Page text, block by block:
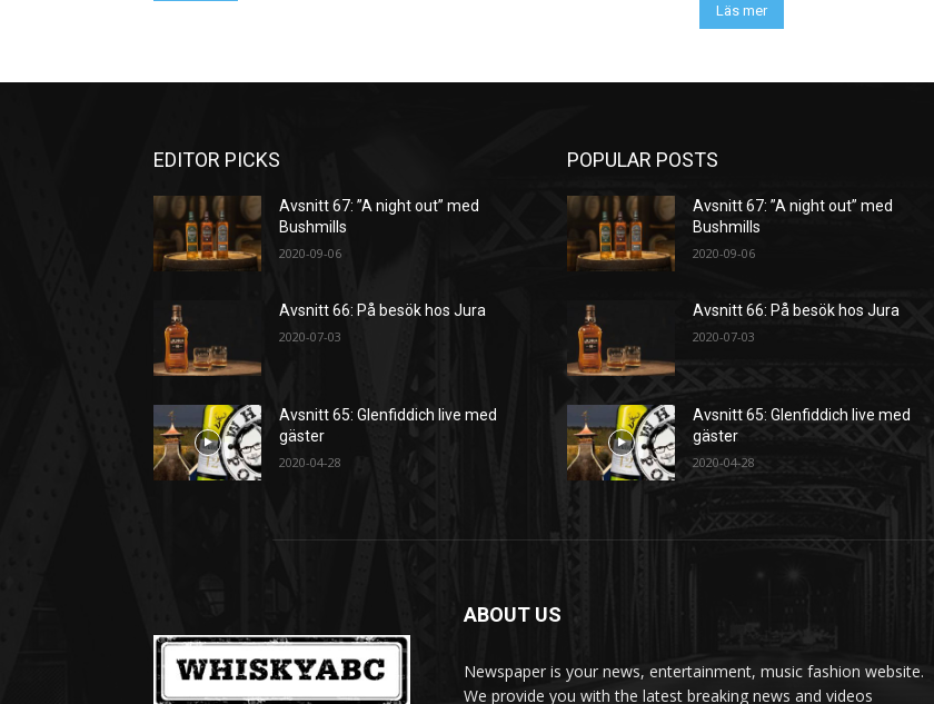
Läs mer
EDITOR PICKS
Avsnitt 67: ”A night out” med
Bushmills
2020-09-06
Avsnitt 66: På besök hos Jura
2020-07-03
Avsnitt 65: Glenfiddich live med
gäster
2020-04-28
POPULAR POSTS
Avsnitt 67: ”A night out” med
Bushmills
2020-09-06
Avsnitt 66: På besök hos Jura
2020-07-03
Avsnitt 65: Glenfiddich live med
gäster
2020-04-28
ABOUT US
Newspaper is your news, entertainment, music fashion website.
We provide you with the latest breaking news and videos